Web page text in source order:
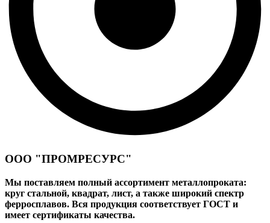
ООО "ПРОМРЕСУРС"
Мы поставляем полный ассортимент металлопроката:
круг стальной, квадрат, лист, а также широкий спектр
ферросплавов. Вся продукция соответствует ГОСТ и
имеет сертификаты качества.